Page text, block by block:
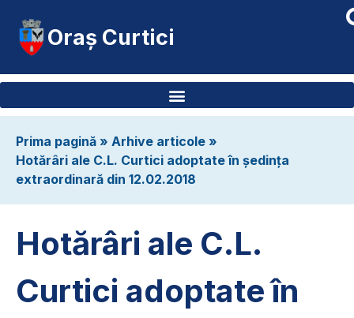
Oraș Curtici
Prima pagină » Arhive articole »
Hotărâri ale C.L. Curtici adoptate în ședința
extraordinară din 12.02.2018
Hotărâri ale C.L.
Curtici adoptate în